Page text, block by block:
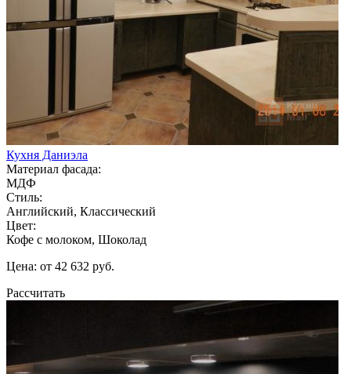
Кухня Даниэла
Материал фасада:
МДФ
Стиль:
Английский, Классический
Цвет:
Кофе с молоком, Шоколад
Цена: от 42 632 руб.
Рассчитать